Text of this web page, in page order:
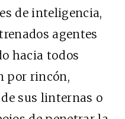
de inteligencia,
agentes
hacia todos
por rincón,
sus linternas o